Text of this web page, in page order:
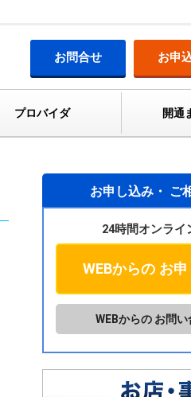
お問合せ お申
プロバイダ 開通
お申し込み・ ご
24時間オンライ
WEBからのお申
WEBからの お問い